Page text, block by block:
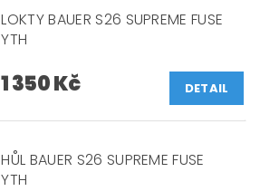
LOKTY BAUER S26 SUPREME FUSE
YTH
1 350 Kč DETAIL
HŮL BAUER S26 SUPREME FUSE
YTH